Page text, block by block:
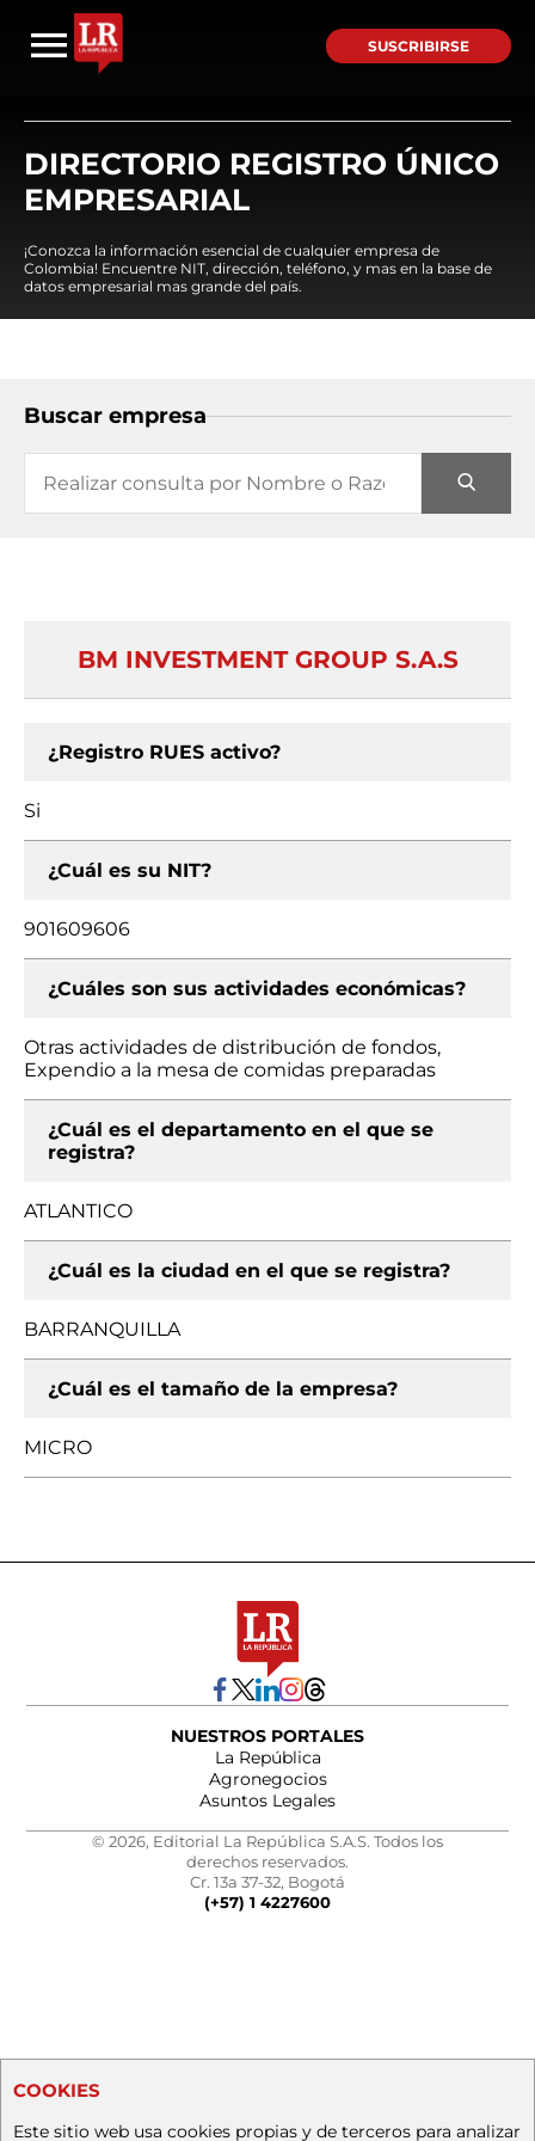
SUSCRIBIRSE
DIRECTORIO REGISTRO ÚNICO
EMPRESARIAL
¡Conozca la información esencial de cualquier empresa de
Colombia! Encuentre NIT, dirección, teléfono, y mas en la base de
datos empresarial mas grande del país.
Buscar empresa
BM INVESTMENT GROUP S.A.S
¿Registro RUES activo?
Si
¿Cuál es su NIT?
901609606
¿Cuáles son sus actividades económicas?
Otras actividades de distribución de fondos,
Expendio a la mesa de comidas preparadas
¿Cuál es el departamento en el que se
registra?
ATLANTICO
¿Cuál es la ciudad en el que se registra?
BARRANQUILLA
¿Cuál es el tamaño de la empresa?
MICRO
NUESTROS PORTALES
La República
Agronegocios
Asuntos Legales
© 2026, Editorial La República S.A.S. Todos los
derechos reservados.
Cr. 13a 37-32, Bogotá
(+57) 1 4227600
COOKIES
Este sitio web usa cookies propias y de terceros para analizar